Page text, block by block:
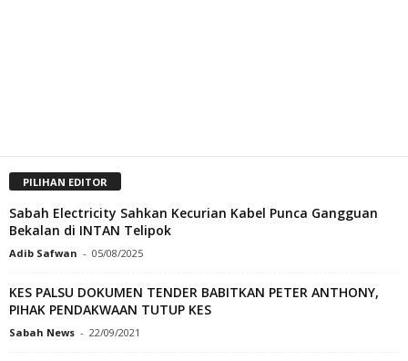
PILIHAN EDITOR
Sabah Electricity Sahkan Kecurian Kabel Punca Gangguan
Bekalan di INTAN Telipok
Adib Safwan - 05/08/2025
KES PALSU DOKUMEN TENDER BABITKAN PETER ANTHONY,
PIHAK PENDAKWAAN TUTUP KES
Sabah News - 22/09/2021